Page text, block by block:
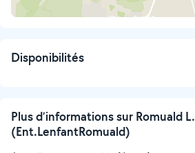
Disponibilités
Plus d’informations sur Romuald L.
(Ent.LenfantRomuald)